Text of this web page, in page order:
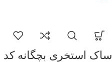
ساک استخری بچگانه کد